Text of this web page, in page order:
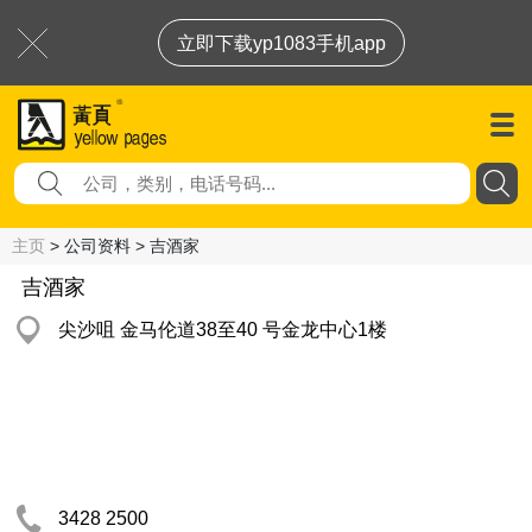
立即下载yp1083手机app
主页 > 公司资料 > 吉酒家
吉酒家
尖沙咀 金马伦道38至40 号金龙中心1楼
3428 2500